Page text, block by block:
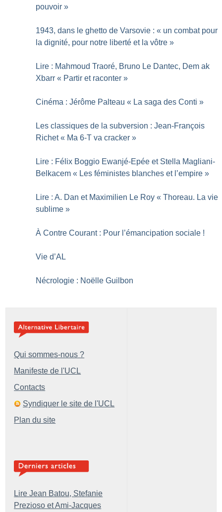
pouvoir »
1943, dans le ghetto de Varsovie : « un combat pour
la dignité, pour notre liberté et la vôtre »
Lire : Mahmoud Traoré, Bruno Le Dantec, Dem ak
Xbarr « Partir et raconter »
Cinéma : Jérôme Palteau « La saga des Conti »
Les classiques de la subversion : Jean-François
Richet « Ma 6-T va cracker »
Lire : Félix Boggio Ewanjé-Epée et Stella Magliani-
Belkacem « Les féministes blanches et l’empire »
Lire : A. Dan et Maximilien Le Roy « Thoreau. La vie
sublime »
À Contre Courant : Pour l’émancipation sociale !
Vie d’AL
Nécrologie : Noëlle Guilbon
Qui sommes-nous ?
Manifeste de l'UCL
Contacts
Syndiquer le site de l'UCL
Plan du site
Lire Jean Batou, Stefanie
Prezioso et Ami-Jacques